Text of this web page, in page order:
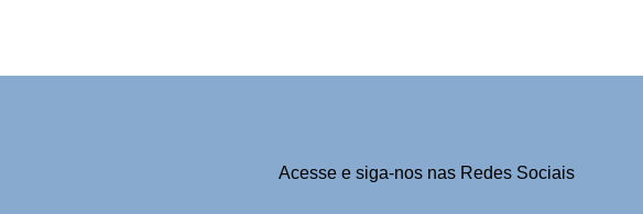
Acesse e siga-nos nas Redes Sociais